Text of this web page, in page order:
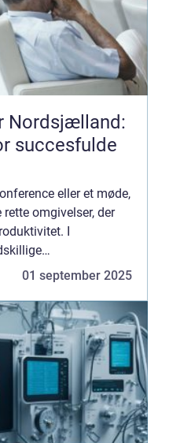
Nordsjælland:
succesfulde
eller et møde,
omgivelser, der
I
både charme og
01 september 2025